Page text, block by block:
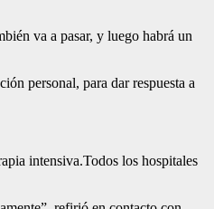
va a pasar, y luego habrá un
personal, para dar respuesta a
intensiva.Todos los hospitales